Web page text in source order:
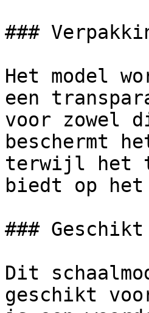
###
Het model
een
voor zowel
beschermt
terwijl het
biedt op
###
Dit
geschikt